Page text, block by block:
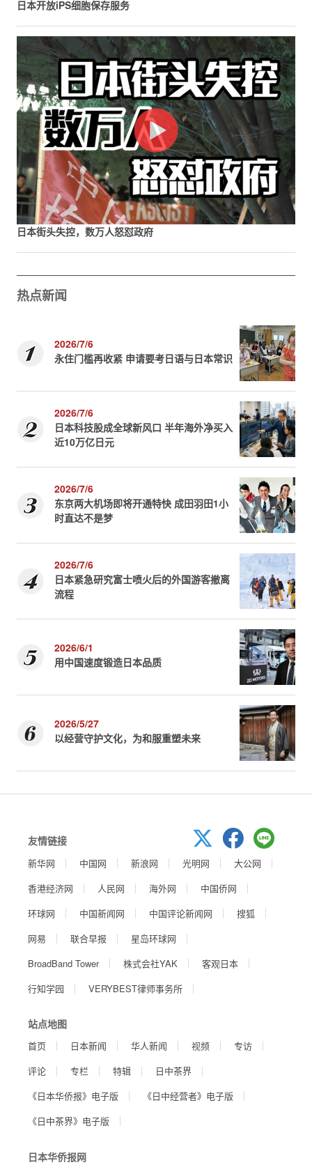
日本开放iPS细胞保存服务
日本街头失控，数万人怒怼政府
热点新闻
2026/7/6
永住门槛再收紧 申请要考日语与日本常识
2026/7/6
日本科技股成全球新风口 半年海外净买入
近10万亿日元
2026/7/6
东京两大机场即将开通特快 成田羽田1小
时直达不是梦
2026/7/6
日本紧急研究富士喷火后的外国游客撤离
流程
2026/6/1
用中国速度锻造日本品质
2026/5/27
以经营守护文化，为和服重塑未来
友情链接
新华网 中国网 新浪网 光明网
大公网
香港经济网
人民网 海外网
中国侨网
环球网
中国新闻网 中国评论新闻网
搜狐
网易
联合早报
星岛环球网
BroadBand Tower
株式会社YAK
客观日本
行知学园
VERYBEST律师事务所
站点地图
首页 日本新闻 华人新闻 视频
专访
评论
专栏 特辑
日中茶界
《日本华侨报》电子版
《日中经营者》电子版
《日中茶界》电子版
日本华侨报网